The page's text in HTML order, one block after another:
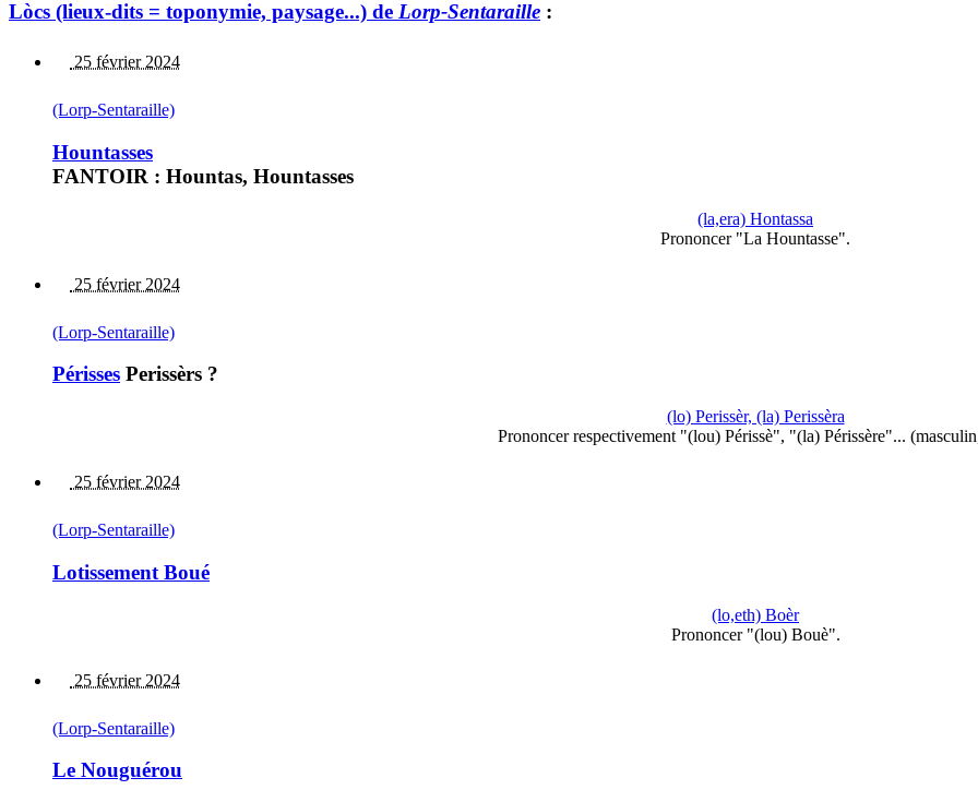
Lòcs (lieux-dits = toponymie, paysage...) de Lorp-Sentaraille :
25 février 2024
(Lorp-Sentaraille)
Hountasses
FANTOIR : Hountas, Hountasses
(la,era) Hontassa
Prononcer "La Hountasse".
25 février 2024
(Lorp-Sentaraille)
Périsses Perissèrs ?
(lo) Perissèr, (la) Perissèra
Prononcer respectivement "(lou) Périssè", "(la) Périssère"...
25 février 2024
(Lorp-Sentaraille)
Lotissement Boué
(lo,eth) Boèr
Prononcer "(lou) Bouè".
25 février 2024
(Lorp-Sentaraille)
Le Nouguérou